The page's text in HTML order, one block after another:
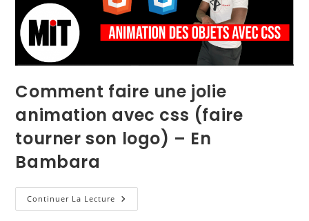
Comment faire une jolie
animation avec css (faire
tourner son logo) – En
Bambara
Continuer La Lecture